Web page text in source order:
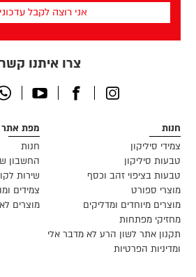
צרו איתנו קשר
Instagram
Facebook
Youtube
חנות
צמידי סיליקון
טבעות סיליקון
טבעות בציפוי זהב וכסף
מוצרי ספורט
מוצרים מיוחדים ומדליקים
מחזיקי מפתחות
תקנון אתר לשון הרע לא מדבר אלי
ומדיניות הפרטיות
מפת אתר
חנות
החשבון
שירות
צמידים
מוצרים